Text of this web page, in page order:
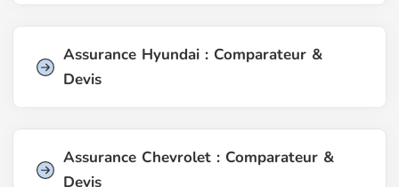
Assurance Hyundai : Comparateur &
Devis
Assurance Chevrolet : Comparateur &
Devis